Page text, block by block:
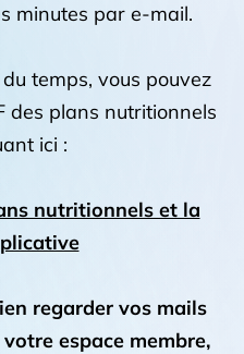
minutes par e-mail.
temps, vous pouvez
des plans nutritionnels
ici :
nutritionnels et la
regarder vos mails
espace membre,